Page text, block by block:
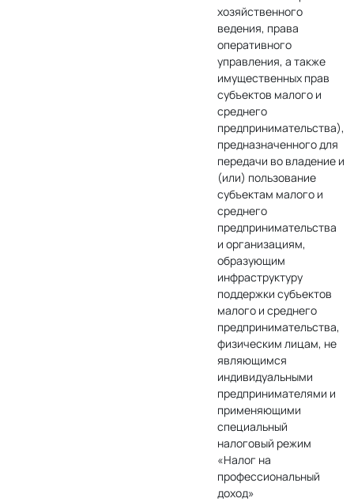
хозяйственного
ведения, права
оперативного
управления, а также
имущественных прав
субъектов малого и
среднего
предпринимательства),
предназначенного для
передачи во владение и
(или) пользование
субъектам малого и
среднего
предпринимательства
и организациям,
образующим
инфраструктуру
поддержки субъектов
малого и среднего
предпринимательства,
физическим лицам, не
являющимся
индивидуальными
предпринимателями и
применяющими
специальный
налоговый режим
«Налог на
профессиональный
доход»